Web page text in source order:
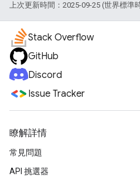
上次更新時間：2025-09-25 (世界標準
Stack Overflow
GitHub
Discord
Issue Tracker
瞭解詳情
常見問題
API 挑選器